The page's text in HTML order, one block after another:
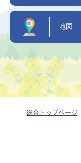
地図
総合トップページ